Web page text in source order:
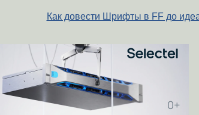
Как довести Шрифты в FF до